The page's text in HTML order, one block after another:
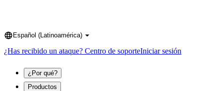
Language
Español (Latinoamérica)
¿Has recibido un ataque? Centro de soporteIniciar sesión
¿Por qué?
Productos